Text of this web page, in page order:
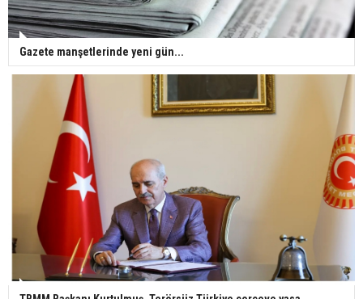
Gazete manşetlerinde yeni gün...